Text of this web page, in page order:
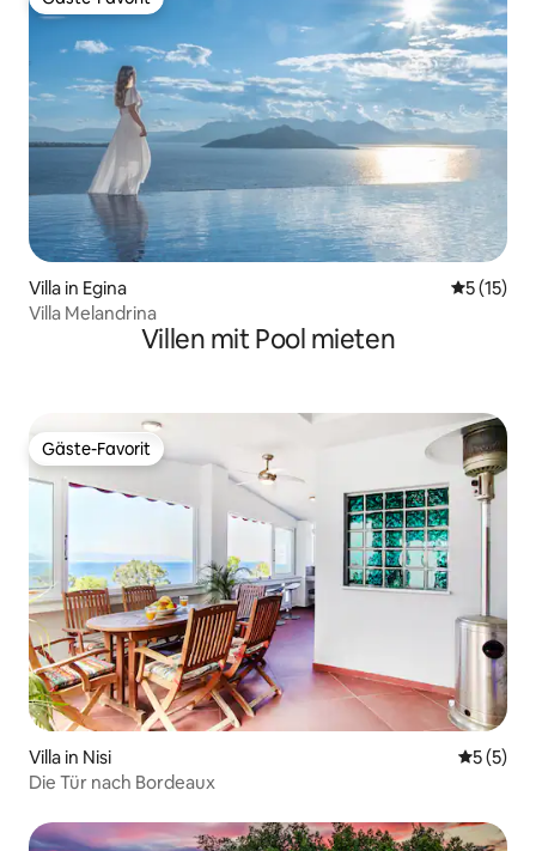
Gäste-Favorit
Villa in Egina
5 (15)
Villa Melandrina
Villen mit Pool mieten
Gäste-Favorit
Gäste-Favorit
Villa in Nisi
5 (5)
Die Tür nach Bordeaux